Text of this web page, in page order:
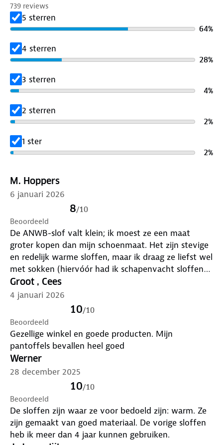
739 reviews
5 sterren
64%
4 sterren
28%
3 sterren
4%
2 sterren
2%
1 ster
2%
M. Hoppers
6 januari 2026
8/10
Beoordeeld
De ANWB-slof valt klein; ik moest ze een maat
groter kopen dan mijn schoenmaat. Het zijn stevige
en redelijk warme sloffen, maar ik draag ze liefst wel
met sokken (hiervóór had ik schapenvacht sloffen
en die zijn toch iets behaaglijker). Gek detail: de
ANWB-sloffen trekken mijn sokken uit. Na vier
stappen zitten ze voorin gefrommeld. Maar
misschien ligt dat wel aan mijn sokken.
Groot , Cees
4 januari 2026
10/10
Beoordeeld
Gezellige winkel en goede producten. Mijn
pantoffels bevallen heel goed
Werner
28 december 2025
10/10
Beoordeeld
De sloffen zijn waar ze voor bedoeld zijn: warm. Ze
zijn gemaakt van goed materiaal. De vorige sloffen
heb ik meer dan 4 jaar kunnen gebruiken.